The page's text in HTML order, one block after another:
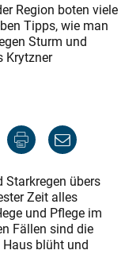
Region boten viele
Tipps, wie man
Sturm und
Krytzner
Starkregen übers
Zeit alles
und Pflege im
Fällen sind die
blüht und